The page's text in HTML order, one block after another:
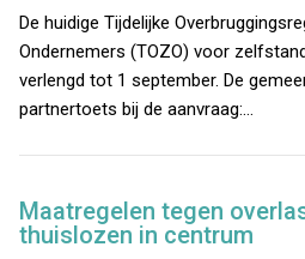
De huidige Tijdelijke
Ondernemers (TOZO) voor
verlengd tot 1 september. De
partnertoets bij de aanvraag:…
Maatregelen tegen
thuislozen in centrum